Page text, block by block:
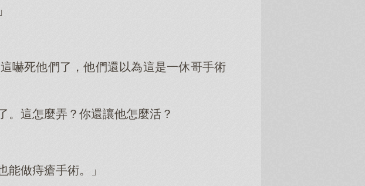
嚇死他們了，他們還以為這是一休哥手術
。這怎麼弄？你還讓他怎麼活？
做痔瘡手術。」